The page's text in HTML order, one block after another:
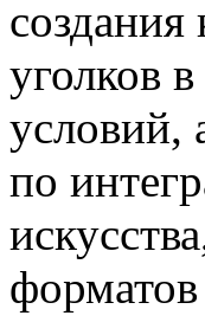
создания
уголков
условий,
по
форматов